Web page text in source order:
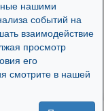
нашими
событий на
взаимодействие
просмотр
его
смотрите в нашей